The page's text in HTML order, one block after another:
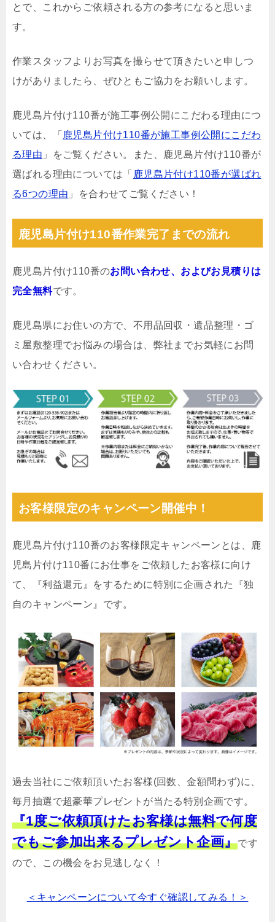
とで、これからご依頼される方の参考になると思いま
す。
作業スタッフよりお写真を撮らせて頂きたいと申しつ
けがありましたら、ぜひともご協力をお願いします。
鹿児島片付け110番が施工事例公開にこだわる理由につ
いては、「 鹿児島片付け110番が施工事例公開にこだわ
る理由 」をご覧ください。また、鹿児島片付け110番が
選ばれる理由については「 鹿児島片付け110番が選ばれ
る6つの理由 」を合わせてご覧ください！
鹿児島片付け110番作業完了までの流れ
鹿児島片付け110番のお問い合わせ、およびお見積りは
完全無料です。
鹿児島県にお住いの方で、不用品回収・遺品整理・ゴ
ミ屋敷整理でお悩みの場合は、弊社までお気軽にお問
い合わせください。
お客様限定のキャンペーン開催中！
鹿児島片付け110番のお客様限定キャンペーンとは、鹿
児島片付け110番にお仕事をご依頼したお客様に向け
て、『利益還元』をするために特別に企画された『独
自のキャンペーン』です。
過去当社にご依頼頂いたお客様(回数、金額問わず)に、
毎月抽選で超豪華プレゼントが当たる特別企画です。
『1度ご依頼頂けたお客様は無料で何度
でもご参加出来るプレゼント企画』です
ので、この機会をお見逃しなく！
＜キャンペーンについて今すぐ確認してみる！＞